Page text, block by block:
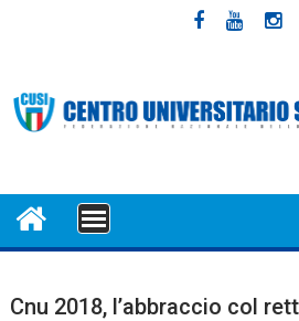
MENU
Cnu 2018, l’abbraccio col